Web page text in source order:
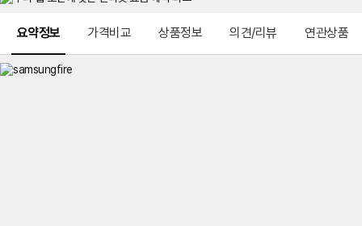
요약정보 가격비교 상품정보 의견/리뷰 연관상품